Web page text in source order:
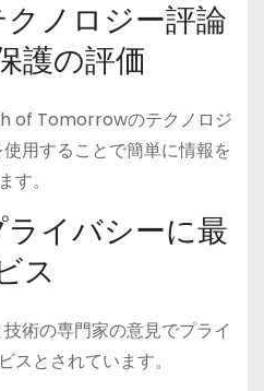
クノロジー評論
護の評価
of Tomorrowのテクノロジ
用することで簡単に情報を
す。
ライバシーに最
ス
術の専門家の意見でプライ
スとされています。